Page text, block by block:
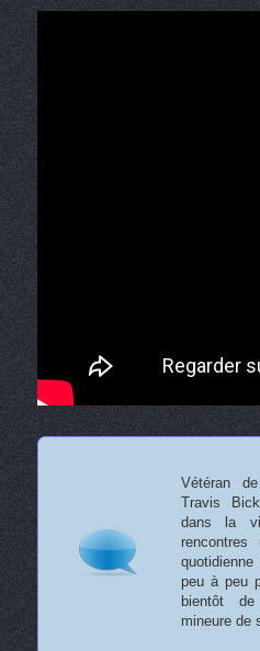
Vétéran
Travis
dans la
peu à peu
bientôt
mineure de